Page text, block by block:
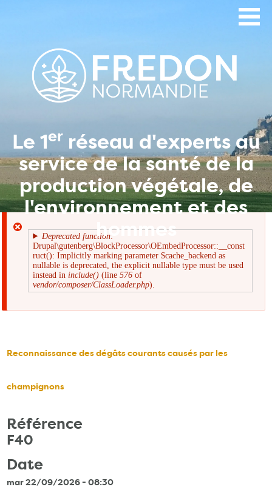
Le 1erréseau d'experts au
service de la santé de la
production végétale, de
l'environnement et des
hommes
Message
d'erreur
Deprecated function:
Drupal\gutenberg\BlockProcessor\OEmbedProcessor::__const
ruct(): Implicitly marking parameter $cache_backend as
nullable is deprecated, the explicit nullable type must be used
instead in include() (line576 of
vendor/composer/ClassLoader.php).
Reconnaissance des dégâts courants causés par les
champignons
Référence
F40
Date
mar 22/09/2026 - 08:30